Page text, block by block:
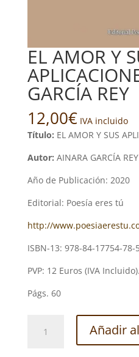
EL AMOR Y
GARCÍA REY
12,00€ IVA incluido
Título: EL AMOR Y SUS
Autor: AINARA GARCÍA REY
Año de Publicación: 2020
Editorial: Poesía eres tú
http://
ISBN-13: 978-84-17754-78-
PVP: 12 Euros (IVA Incluido).
Págs. 60
AMOR
Añadir